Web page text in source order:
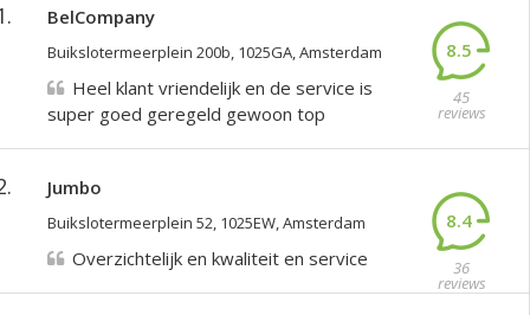
BelCompany
Buikslotermeerplein 200b, 1025GA, Amsterdam 8.5
45
reviews
Heel klant vriendelijk en de service is
super goed geregeld gewoon top
Jumbo
Buikslotermeerplein 52, 1025EW, Amsterdam 8.4
36
reviews
Overzichtelijk en kwaliteit en service